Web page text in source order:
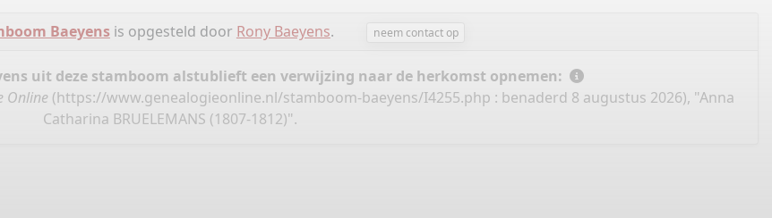
Baeyensis opgesteld door Rony Baeyens. neem contact op
uit deze stamboom alstublieft een verwijzing naar de herkomst opnemen:
Online (https://www.genealogieonline.nl/stamboom-baeyens/I4255.php : benaderd 8 augustus 2026), "Anna
Catharina BRUELEMANS (1807-1812)".